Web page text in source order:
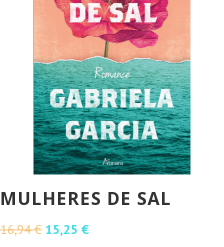
MULHERES DE SAL
16,94€ O
15,25 €O